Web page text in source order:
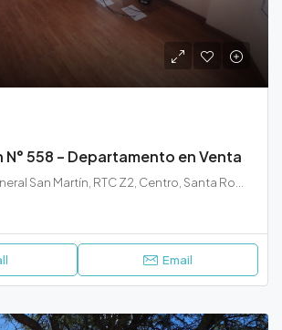
N° 558 – Departamento en Venta
Email